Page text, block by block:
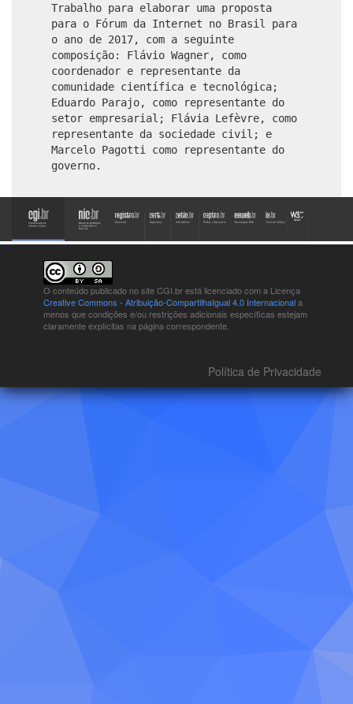
Trabalho para elaborar uma proposta
para o Fórum da Internet no Brasil para
o ano de 2017, com a seguinte
composição: Flávio Wagner, como
coordenador e representante da
comunidade científica e tecnológica;
Eduardo Parajo, como representante do
setor empresarial; Flávia Lefèvre, como
representante da sociedade civil; e
Marcelo Pagotti como representante do
governo.
O conteúdo publicado no site CGI.br está licenciado com a Licença
Creative Commons - Atribuição-CompartilhaIgual 4.0 Internacionala
menos que condições e/ou restrições adicionais específicas estejam
claramente explícitas na página correspondente.
Política de Privacidade